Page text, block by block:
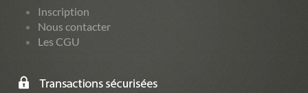
Inscription
Nous contacter
Les CGU